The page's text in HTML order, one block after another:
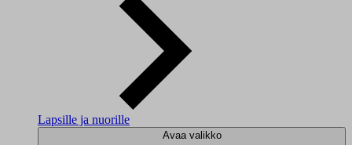
Lapsille ja nuorille
Avaa valikko